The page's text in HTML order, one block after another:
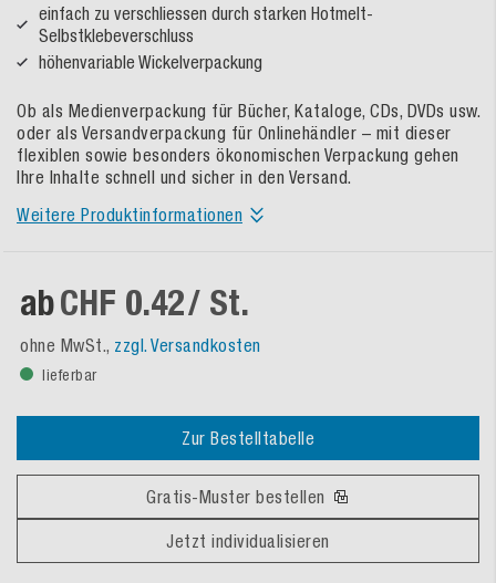
einfach zu verschliessen durch starken Hotmelt-
Selbstklebeverschluss
höhenvariable Wickelverpackung
Ob als Medienverpackung für Bücher, Kataloge, CDs, DVDs usw.
oder als Versandverpackung für Onlinehändler – mit dieser
flexiblen sowie besonders ökonomischen Verpackung gehen
Ihre Inhalte schnell und sicher in den Versand.
Weitere Produktinformationen
abCHF 0.42/ St.
ohne MwSt., zzgl. Versandkosten
lieferbar
Zur Bestelltabelle
Gratis-Muster bestellen
Jetzt individualisieren